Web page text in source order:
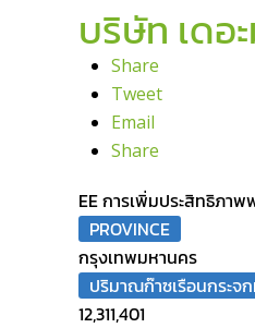
บริษัท เดอ
Share
Tweet
Email
Share
EE การเพิ่มประสิทธิภา
PROVINCE
กรุงเทพมหานคร
ปริมาณก๊าซเรือนกระจ
12,311,401